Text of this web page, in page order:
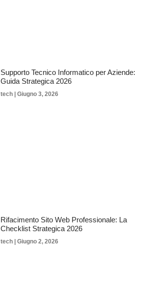
Supporto Tecnico Informatico per Aziende:
Guida Strategica 2026
tech Giugno 3, 2026
Rifacimento Sito Web Professionale: La
Checklist Strategica 2026
tech Giugno 2, 2026